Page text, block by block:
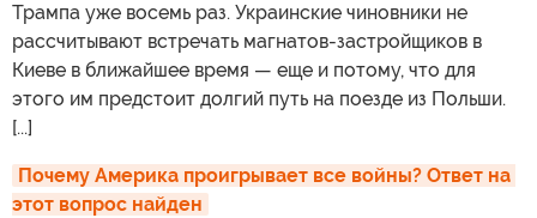
Трампа уже восемь раз. Украинские чиновники не
рассчитывают встречать магнатов-застройщиков в
Киеве в ближайшее время — еще и потому, что для
этого им предстоит долгий путь на поезде из Польши.
[...]
Почему Америка проигрывает все войны? Ответ на
этот вопрос найден